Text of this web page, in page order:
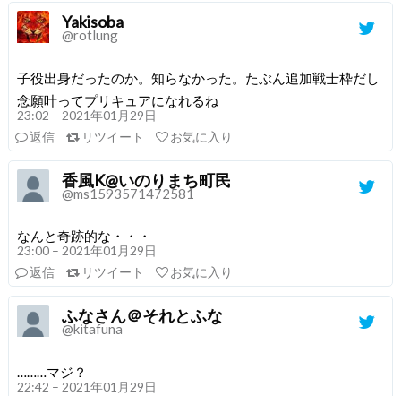
Yakisoba
@rotlung
子役出身だったのか。知らなかった。たぶん追加戦士枠だし
念願叶ってプリキュアになれるね
23:02 – 2021年01月29日
返信
リツイート お気に入り
香風K@いのりまち町民
@ms1593571472581
なんと奇跡的な・・・
23:00 – 2021年01月29日
返信
リツイート お気に入り
ふなさん＠それとふな
@kitafuna
………マジ？
22:42 – 2021年01月29日